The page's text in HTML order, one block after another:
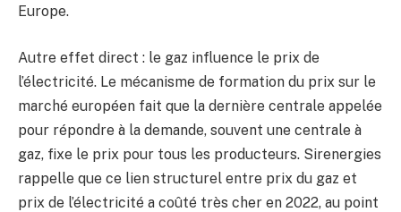
Europe.
Autre effet direct : le gaz influence le prix de
l’électricité. Le mécanisme de formation du prix sur le
marché européen fait que la dernière centrale appelée
pour répondre à la demande, souvent une centrale à
gaz, fixe le prix pour tous les producteurs. Sirenergies
rappelle que ce lien structurel entre prix du gaz et
prix de l’électricité a coûté très cher en 2022, au point